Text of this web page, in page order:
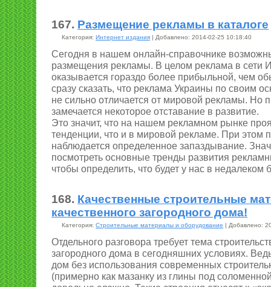
167. Размещение рекламы в каталоге
Категория: Интернет издания | Добавлено: 2014-02-25 10:18:40
Сегодня в нашем онлайн-справочнике
размещения рекламы. В целом реклама в сети
оказывается гораздо более прибыльной, чем
сразу сказать, что реклама Украины по своим
не сильно отличается от мировой рекламы. Но
замечается некоторое отставание в развитие.
Это значит, что на нашем рекламном рынке
тенденции, что и в мировой рекламе. При этом
наблюдается определенное запаздывание.
посмотреть основные тренды развития
чтобы определить, что будет у нас в недалеком
168. Качественные строительные
качественного загородного дома!
Категория: Строительные материалы и оборудование | Добавлено:
Отдельного разговора требует тема
загородного дома в сегодняшних условиях.
дом без использования современных
(примерно как мазанку из глины под